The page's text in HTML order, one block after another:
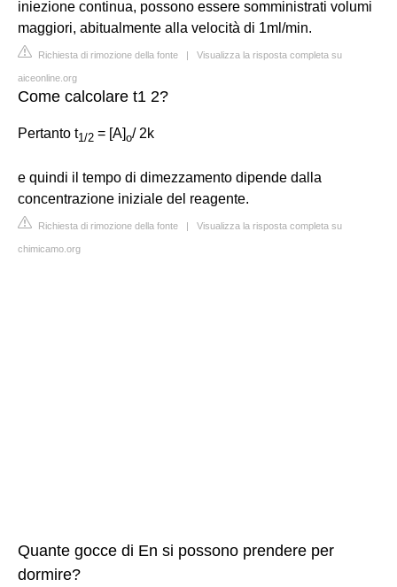
iniezione continua, possono essere somministrati volumi
maggiori, abitualmente alla velocità di 1ml/min.
Richiesta di rimozione della fonte | Visualizza la risposta completa su
aiceonline.org
Come calcolare t1 2?
Pertanto t1/2 = [A]o/ 2k
e quindi il tempo di dimezzamento dipende dalla
concentrazione iniziale del reagente.
Richiesta di rimozione della fonte Visualizza la risposta completa su
chimicamo.org
Quante gocce di En si possono prendere per
dormire?